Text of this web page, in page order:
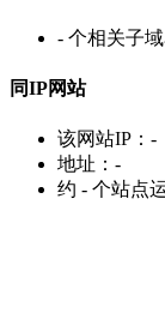
- 个相关子
同IP网站
该网站IP： -
地址： -
约 - 个站点